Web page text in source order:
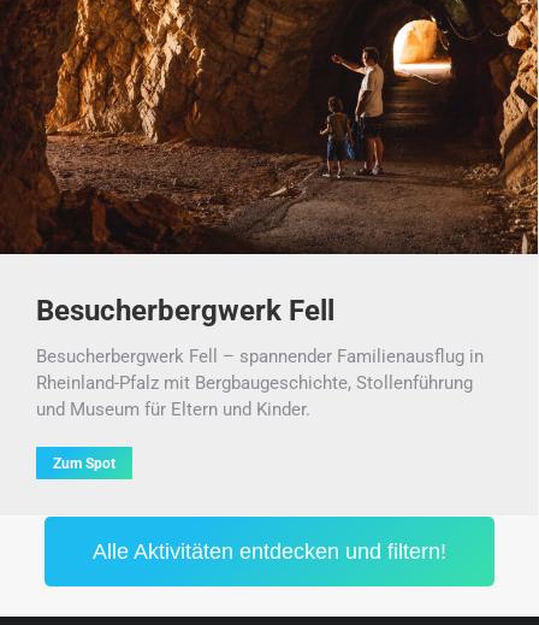
Besucherbergwerk Fell
Besucherbergwerk Fell – spannender Familienausflug in
Rheinland-Pfalz mit Bergbaugeschichte, Stollenführung
und Museum für Eltern und Kinder.
Zum Spot
Alle Aktivitäten entdecken und filtern!